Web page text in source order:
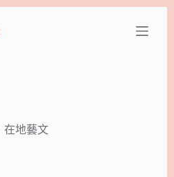
在地藝文